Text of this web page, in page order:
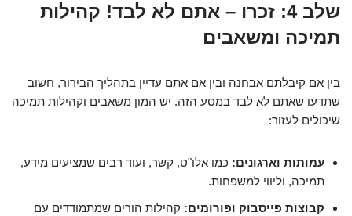
שלב 4: זכרו – אתם לא לבד! קהילות
תמיכה ומשאבים
בין אם קיבלתם אבחנה ובין אם אתם עדיין בתהליך הבירור, חשוב
שתדעו שאתם לא לבד במסע הזה. יש המון משאבים וקהילות תמיכה
שיכולים לעזור:
עמותות וארגונים: כמו אלו"ט, קשר, ועוד רבים שמציעים מידע,
תמיכה, וליווי למשפחות.
קבוצות פייסבוק ופורומים: קהילות הורים שמתמודדים עם